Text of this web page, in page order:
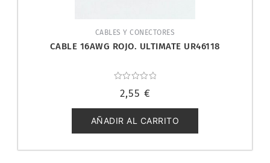
CABLES Y CONECTORES
CABLE 16AWG ROJO. ULTIMATE UR46118
con
de
5
2,55 €
AÑADIR AL CARRITO